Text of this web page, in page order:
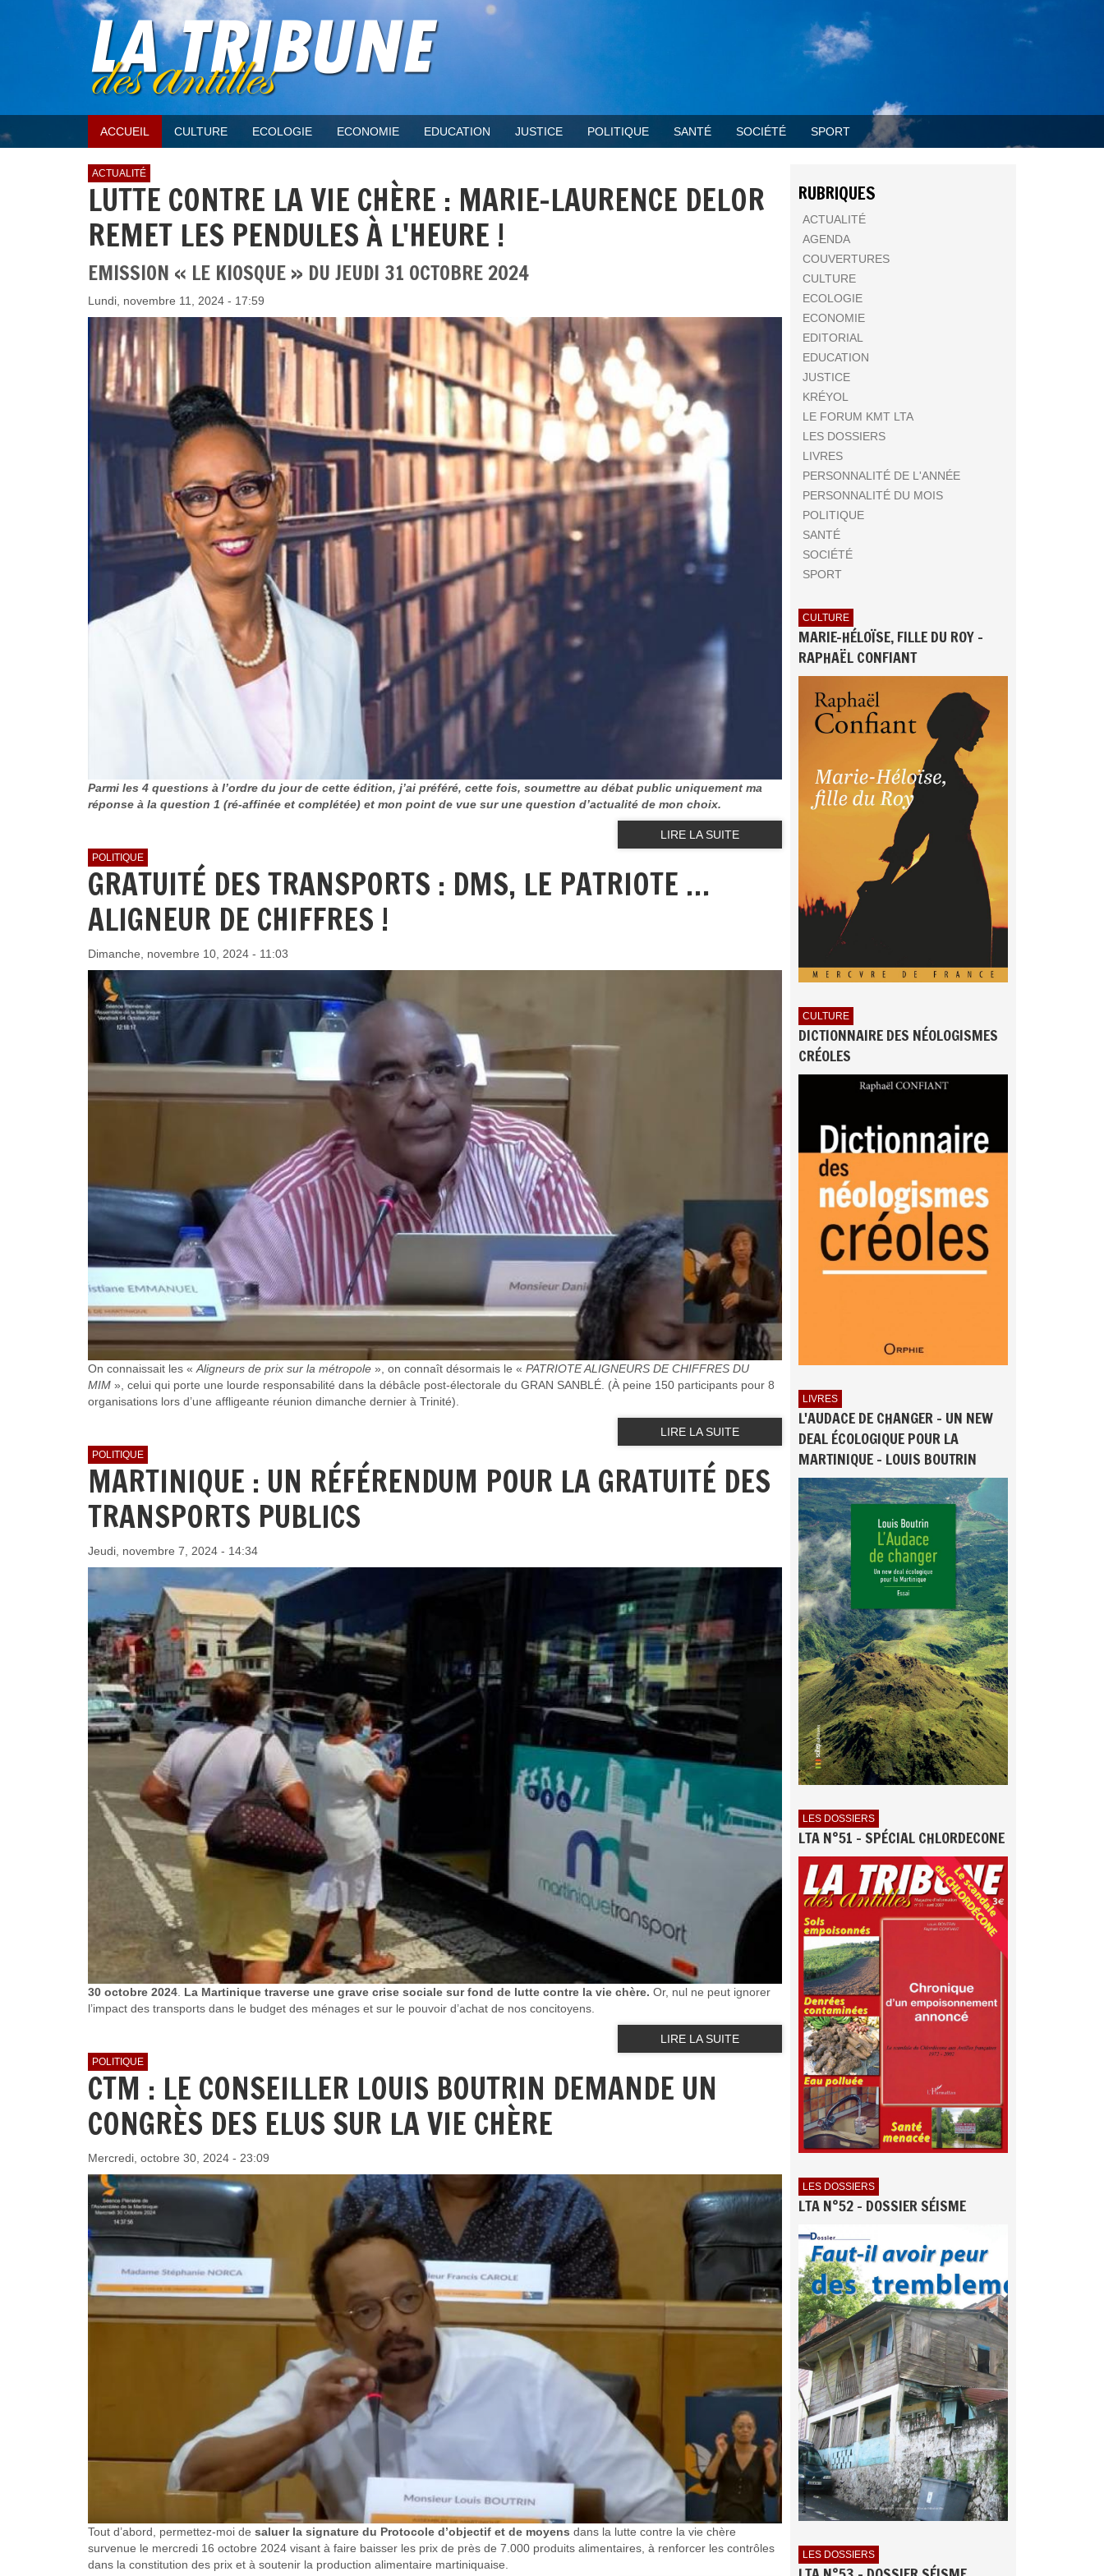
ACCUEIL CULTURE ECOLOGIE ECONOMIE EDUCATION JUSTICE POLITIQUE SANTÉ SOCIÉTÉ SPORT
ACTUALITÉ
LUTTE CONTRE LA VIE CHÈRE : MARIE-LAURENCE DELOR
REMET LES PENDULES À L'HEURE !
EMISSION « LE KIOSQUE » DU JEUDI 31 OCTOBRE 2024
Lundi, novembre 11, 2024 - 17:59
Parmi les 4 questions à l’ordre du jour de cette édition, j’ai préféré, cette fois, soumettre au débat public uniquement ma
réponse à la question 1 (ré-affinée et complétée) et mon point de vue sur une question d’actualité de mon choix.
LIRE LA SUITE
POLITIQUE
GRATUITÉ DES TRANSPORTS : DMS, LE PATRIOTE …
ALIGNEUR DE CHIFFRES !
Dimanche, novembre 10, 2024 - 11:03
On connaissait les «Aligneurs de prix sur la métropole », on connaît désormais le « PATRIOTE ALIGNEURS DE CHIFFRES DU
MIM », celui qui porte une lourde responsabilité dans la débâcle post-électorale du GRAN SANBLÉ. (À peine 150 participants pour 8
organisations lors d’une affligeante réunion dimanche dernier à Trinité).
LIRE LA SUITE
POLITIQUE
MARTINIQUE : UN RÉFÉRENDUM POUR LA GRATUITÉ DES
TRANSPORTS PUBLICS
Jeudi, novembre 7, 2024 - 14:34
30 octobre 2024. La Martinique traverse une grave crise sociale sur fond de lutte contre la vie chère. Or, nul ne peut ignorer
l’impact des transports dans le budget des ménages et sur le pouvoir d’achat de nos concitoyens.
LIRE LA SUITE
POLITIQUE
CTM : LE CONSEILLER LOUIS BOUTRIN DEMANDE UN
CONGRÈS DES ELUS SUR LA VIE CHÈRE
Mercredi, octobre 30, 2024 - 23:09
Tout d’abord, permettez-moi de saluer la signature du Protocole d’objectif et de moyens dans la lutte contre la vie chère
survenue le mercredi 16 octobre 2024 visant à faire baisser les prix de près de 7.000 produits alimentaires, à renforcer les contrôles
dans la constitution des prix et à soutenir la production alimentaire martiniquaise.
RUBRIQUES
ACTUALITÉ
AGENDA
COUVERTURES
CULTURE
ECOLOGIE
ECONOMIE
EDITORIAL
EDUCATION
JUSTICE
KRÉYOL
LE FORUM KMT LTA
LES DOSSIERS
LIVRES
PERSONNALITÉ DE L'ANNÉE
PERSONNALITÉ DU MOIS
POLITIQUE
SANTÉ
SOCIÉTÉ
SPORT
CULTURE
MARIE-HÉLOÏSE, FILLE DU ROY -
RAPHAËL CONFIANT
CULTURE
DICTIONNAIRE DES NÉOLOGISMES
CRÉOLES
LIVRES
L'AUDACE DE CHANGER - UN NEW
DEAL ÉCOLOGIQUE POUR LA
MARTINIQUE - LOUIS BOUTRIN
LES DOSSIERS
LTA N°51 - SPÉCIAL CHLORDECONE
LES DOSSIERS
LTA N°52 - DOSSIER SÉISME
LES DOSSIERS